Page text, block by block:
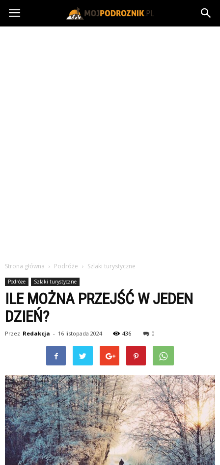
MojPodroznik.pl
Strona główna Podróże Szlaki turystyczne
Podróże Szlaki turystyczne
ILE MOŻNA PRZEJŚĆ W JEDEN
DZIEŃ?
Przez Redakcja - 16 listopada 2024 436 0